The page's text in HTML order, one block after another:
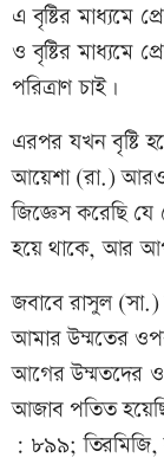
এ বৃষ্টির মাধ্যমে
ও বৃষ্টির মাধ্যমে
পরিত্রাণ চাই।
এরপর যখন বৃষ্টি
আয়েশা (রা.) আরও
জিজ্ঞেস করেছি
হয়ে থাকে, আর
জবাবে রাসুল
আমার উম্মতের
আগের উম্মতদের
আজাব পতিত
: ৮৯৯;